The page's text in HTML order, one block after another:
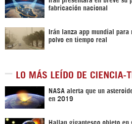
fabricación nacional
Irán lanza app mundial para
polvo en tiempo real
LO MÁS LEÍDO DE CIENCIA-
NASA alerta que un
en 2019
Hallan gigantesco objeto